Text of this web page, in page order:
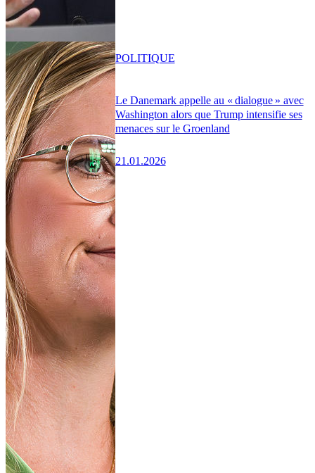
Le Danemark appelle au « dialogue » avec
Washington alors que Trump intensifie ses
menaces sur le Groenland
21.01.2026
POLITIQUE